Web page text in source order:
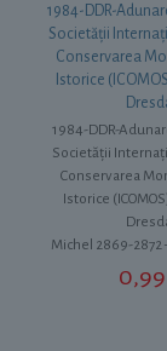
1984-DDR-
Societății
Conservarea
Istorice
1984-DDR-
Societății
Conservarea
Istorice
Michel 2869-
0,99